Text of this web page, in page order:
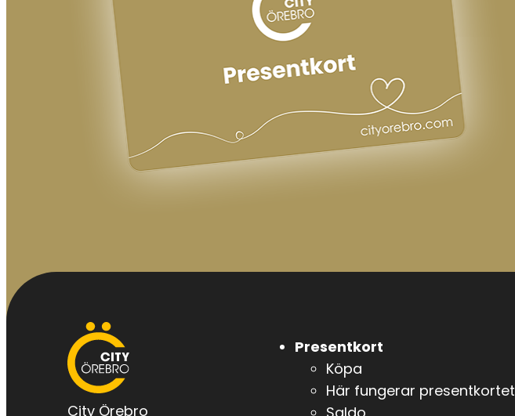
City
Örebro
City Örebro
Presentkort
Köpa
Här fungerar presentkortet